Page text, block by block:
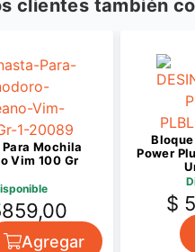
clientes también
Mochila
Vim 100 Gr
Agregar
Power
$